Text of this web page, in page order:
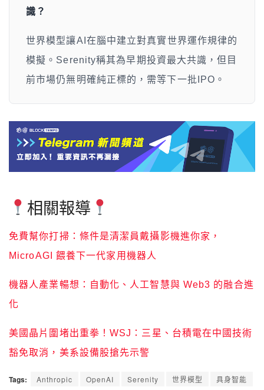
識？
世界模型讓AI在腦中建立對真實世界運作規律的
模擬。Serenity稱其為早期投資最大共識，但目
前市場仍無明確純正標的，需等下一批IPO。
相關報導
免費幫你打掃：條件是清潔員戴攝影機進你家，
MicroAGI 餵養下一代家用機器人
機器人產業暢想：自動化、人工智慧與 Web3 的融合進
化
美國晶片圍堵出重拳！WSJ：三星、台積電在中國技術
豁免取消，美系設備股搶先示警
Tags: Anthropic OpenAI Serenity 世界模型 具身智能